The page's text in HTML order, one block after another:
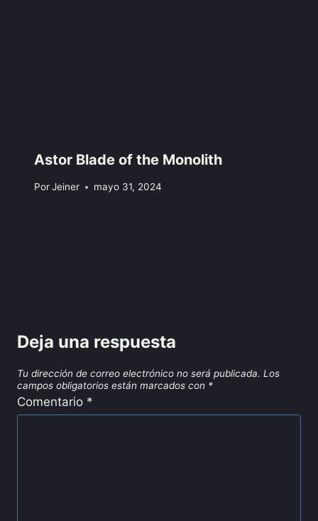
Astor Blade of the Monolith
PorJeiner mayo 31, 2024
Deja una respuesta
Tu dirección de correo electrónico no será publicada. Los
campos obligatorios están marcados con *
Comentario *